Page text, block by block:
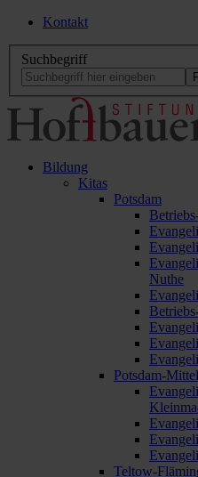
Kontakt
Suchbegriff
Bildung
Kitas
Potsdam
Nuthe
Potsdam-
Teltow-